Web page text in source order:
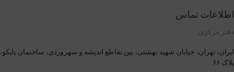
اطلاعات تماس
دفتر مرکزی:
ایران، تهران، خیابان شهید بهشتی، بین تقاطع اندیشه و سهروردی، ساختمان پاپکو،
پلاک ۶۶